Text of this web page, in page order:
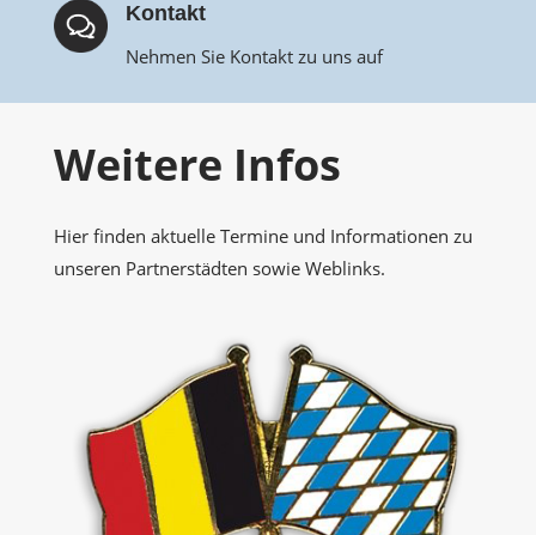
Kontakt
Nehmen Sie Kontakt zu uns auf
Weitere Infos
Hier finden aktuelle Termine und Informationen zu
unseren Partnerstädten sowie Weblinks.